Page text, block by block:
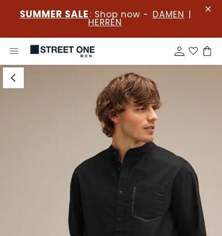
SUMMER SALE : Shop now - DAMEN |
HERREN